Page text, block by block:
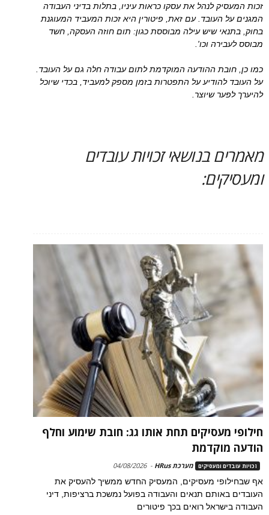
זכות המעסיק לנהל את עסקו כראות עיניו, בתלות בדיני העבודה
המגנים על העובד. עם זאת, פיטורין היא זכות המעביד המעוגנת
בחוק, בתנאי שיש עילה מבוססת כגון: תום חוזה העסקה, חשד
מבוסס לעבירה וכו'.
כמו כן, חובת ההודעה המוקדמת לתום עבודה חלה גם על העובד.
על העובד להודיע על התפטרות בזמן מספק למעביד, בכדי שיוכל
להיערך לפער שיוצר.
מאמרים בנושאי זכויות עובדים
ומעסיקים:
חילופי מעסיקים תחת אותו גג: חובת שימוע וחלף
הודעה מוקדמת
זכויות עובדים ומעסיקים מערכת HRus -
04/08/2026
אף שבחילופי מעסיקים, המעסיק החדש ממשיך להעסיק את
העובדים באותם תנאים והעבודה בפועל נמשכת ברציפות, דיני
העבודה בישראל רואים בכך פיטורים